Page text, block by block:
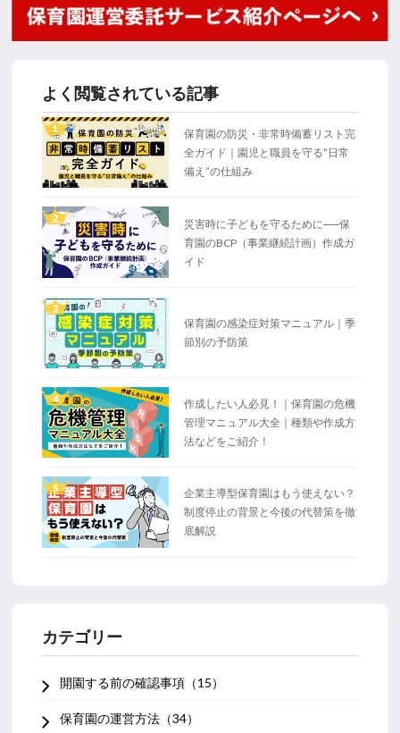
よく閲覧されている記事
1
保育園の防災・非常時備蓄リスト完
全ガイド｜園児と職員を守る“日常
備え”の仕組み
2
災害時に子どもを守るために──保
育園のBCP（事業継続計画）作成ガ
イド
3
保育園の感染症対策マニュアル｜季
節別の予防策
4
作成したい人必見！｜保育園の危機
管理マニュアル大全｜種類や作成方
法などをご紹介！
5
企業主導型保育園はもう使えない？
制度停止の背景と今後の代替策を徹
底解説
カテゴリー
開園する前の確認事項（15）
保育園の運営方法（34）